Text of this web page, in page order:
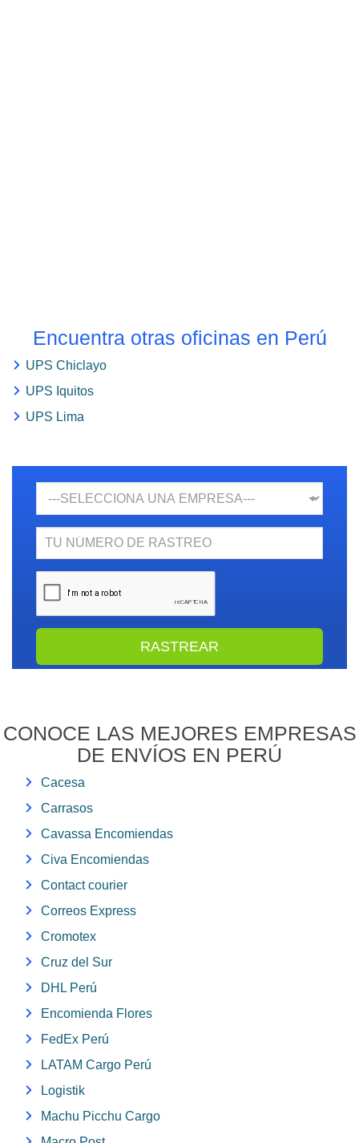
Encuentra otras oficinas en Perú
UPS Chiclayo
UPS Iquitos
UPS Lima
N.
CONOCE LAS MEJORES EMPRESAS
DE ENVÍOS EN PERÚ
Cacesa
Carrasos
Cavassa Encomiendas
Civa Encomiendas
Contact courier
Correos Express
Cromotex
Cruz del Sur
DHL Perú
Encomienda Flores
FedEx Perú
LATAM Cargo Perú
Logistik
Machu Picchu Cargo